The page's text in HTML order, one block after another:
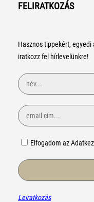
FELIRATKOZÁS
Hasznos tippekért,
iratkozz fel hírlevelünkre!
Elfogadom az
Leiratkozás